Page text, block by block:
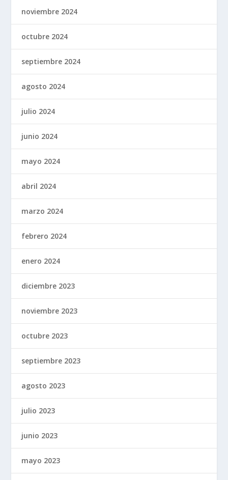
noviembre 2024
octubre 2024
septiembre 2024
agosto 2024
julio 2024
junio 2024
mayo 2024
abril 2024
marzo 2024
febrero 2024
enero 2024
diciembre 2023
noviembre 2023
octubre 2023
septiembre 2023
agosto 2023
julio 2023
junio 2023
mayo 2023